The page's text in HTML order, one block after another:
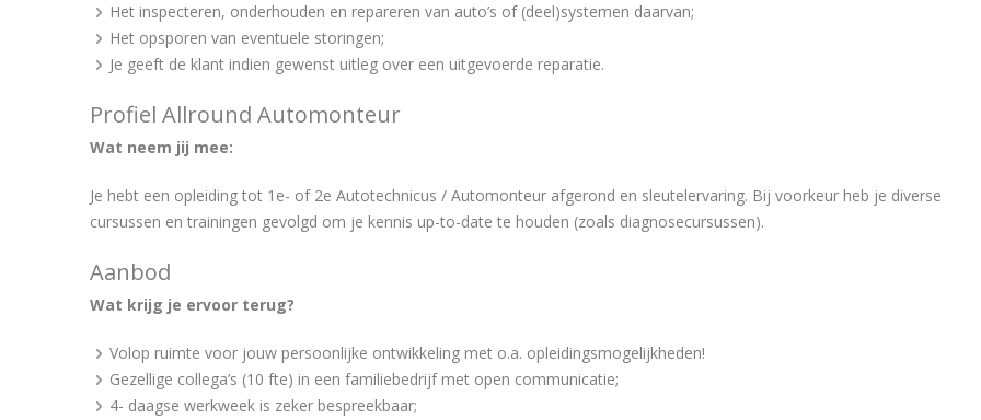
Het inspecteren, onderhouden en repareren van auto’s of (deel)systemen daarvan;
Het opsporen van eventuele storingen;
Je geeft de klant indien gewenst uitleg over een uitgevoerde reparatie.
Profiel Allround Automonteur
Wat neem jij mee:
Je hebt een opleiding tot 1e- of 2e Autotechnicus / Automonteur afgerond en sleutelervaring. Bij voorkeur heb je diverse
cursussen en trainingen gevolgd om je kennis up-to-date te houden (zoals diagnosecursussen).
Aanbod
Wat krijg je ervoor terug?
Volop ruimte voor jouw persoonlijke ontwikkeling met o.a. opleidingsmogelijkheden!
Gezellige collega’s (10 fte) in een familiebedrijf met open communicatie;
4- daagse werkweek is zeker bespreekbaar;